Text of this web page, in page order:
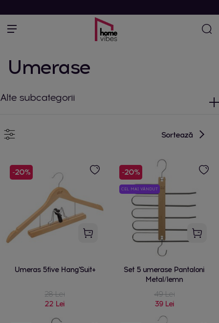
Umerase
Alte subcategorii
Sortează
-20%
Umeras 5five Hang'Suit+
28 Lei
22 Lei
-20%
CEL MAI VÂNDUT
Set 5 umerase Pantaloni
Metal/lemn
49 Lei
39 Lei